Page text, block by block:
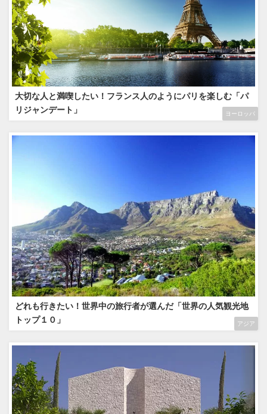
ヨーロッパ
大切な人と満喫したい！フランス人のようにパリを楽しむ「パ
リジャンデート」
アジア
どれも行きたい！世界中の旅行者が選んだ「世界の人気観光地
トップ１０」